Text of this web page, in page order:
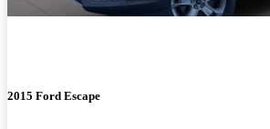
2015 Ford Escape